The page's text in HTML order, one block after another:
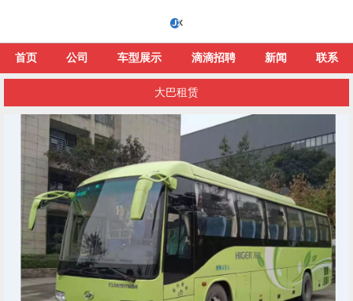
首页 公司 车型展示 滴滴招聘 新闻 联系
大巴租赁